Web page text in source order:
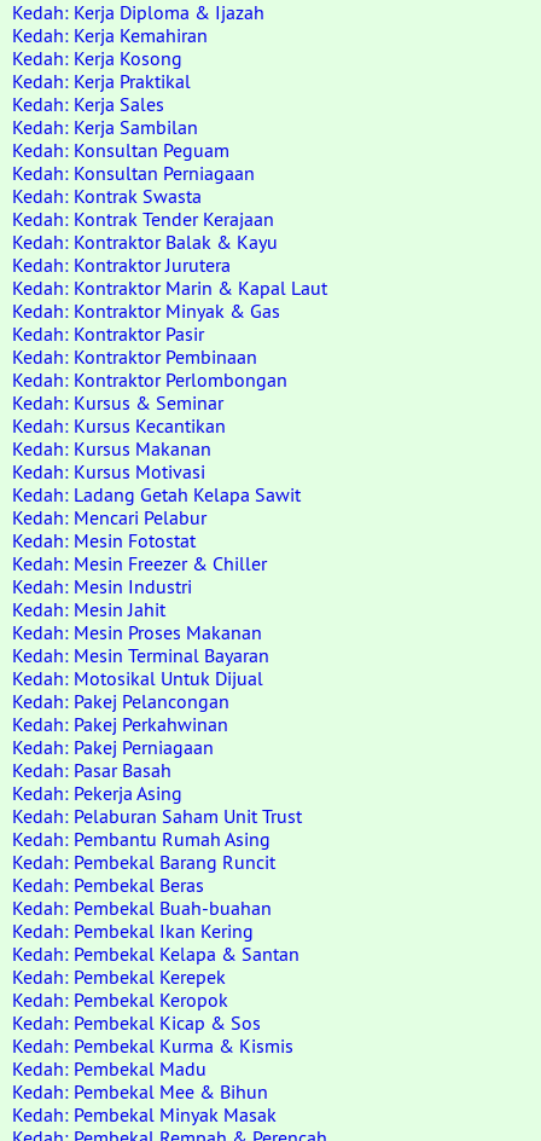
Kedah: Kerja Diploma & Ijazah
Kedah: Kerja Kemahiran
Kedah: Kerja Kosong
Kedah: Kerja Praktikal
Kedah: Kerja Sales
Kedah: Kerja Sambilan
Kedah: Konsultan Peguam
Kedah: Konsultan Perniagaan
Kedah: Kontrak Swasta
Kedah: Kontrak Tender Kerajaan
Kedah: Kontraktor Balak & Kayu
Kedah: Kontraktor Jurutera
Kedah: Kontraktor Marin & Kapal Laut
Kedah: Kontraktor Minyak & Gas
Kedah: Kontraktor Pasir
Kedah: Kontraktor Pembinaan
Kedah: Kontraktor Perlombongan
Kedah: Kursus & Seminar
Kedah: Kursus Kecantikan
Kedah: Kursus Makanan
Kedah: Kursus Motivasi
Kedah: Ladang Getah Kelapa Sawit
Kedah: Mencari Pelabur
Kedah: Mesin Fotostat
Kedah: Mesin Freezer & Chiller
Kedah: Mesin Industri
Kedah: Mesin Jahit
Kedah: Mesin Proses Makanan
Kedah: Mesin Terminal Bayaran
Kedah: Motosikal Untuk Dijual
Kedah: Pakej Pelancongan
Kedah: Pakej Perkahwinan
Kedah: Pakej Perniagaan
Kedah: Pasar Basah
Kedah: Pekerja Asing
Kedah: Pelaburan Saham Unit Trust
Kedah: Pembantu Rumah Asing
Kedah: Pembekal Barang Runcit
Kedah: Pembekal Beras
Kedah: Pembekal Buah-buahan
Kedah: Pembekal Ikan Kering
Kedah: Pembekal Kelapa & Santan
Kedah: Pembekal Kerepek
Kedah: Pembekal Keropok
Kedah: Pembekal Kicap & Sos
Kedah: Pembekal Kurma & Kismis
Kedah: Pembekal Madu
Kedah: Pembekal Mee & Bihun
Kedah: Pembekal Minyak Masak